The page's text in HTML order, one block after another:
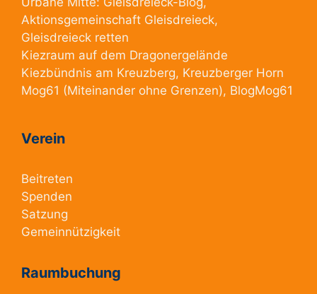
Aktionsgemeinschaft Gleisdreieck,
Gleisdreieck retten
Kiezraum auf dem Dragonergelände
Kiezbündnis am Kreuzberg, Kreuzberger Horn
Mog61 (Miteinander ohne Grenzen), BlogMog61
Verein
Beitreten
Spenden
Satzung
Gemeinnützigkeit
Raumbuchung